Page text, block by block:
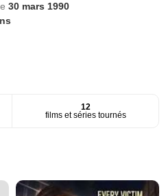
30 mars 1990
12
films et séries tournés